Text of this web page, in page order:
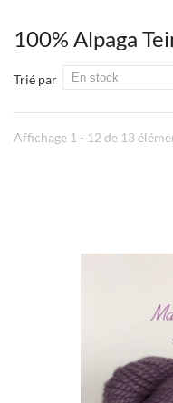
100% Alpaga
Trié par
Affichage 1 - 12 de 13